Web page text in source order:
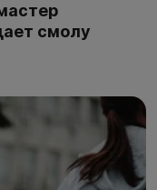
смолу